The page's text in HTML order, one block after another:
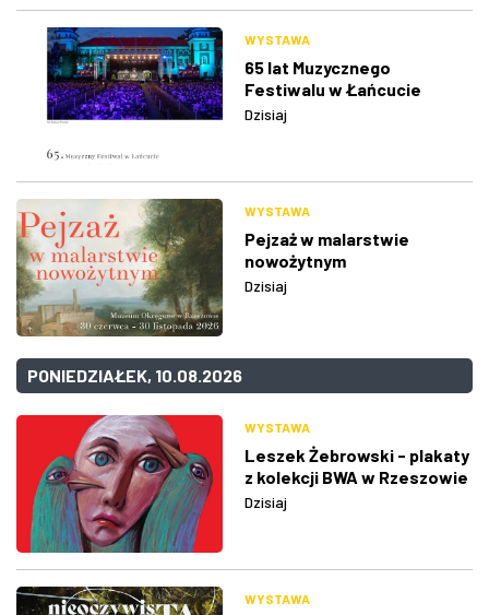
WYSTAWA
65 lat Muzycznego
Festiwalu w Łańcucie
Dzisiaj
WYSTAWA
Pejzaż w malarstwie
nowożytnym
Dzisiaj
PONIEDZIAŁEK, 10.08.2026
WYSTAWA
Leszek Żebrowski - plakaty
z kolekcji BWA w Rzeszowie
Dzisiaj
WYSTAWA